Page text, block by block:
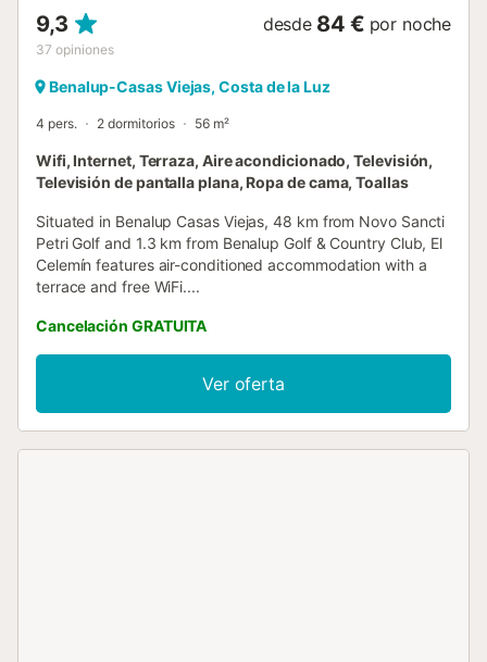
9,3
37 opiniones
desde 84 € por noche
Benalup-Casas Viejas, Costa de la Luz
4 pers. 2 dormitorios 56 m²
Wifi, Internet, Terraza, Aire acondicionado, Televisión,
Televisión de pantalla plana, Ropa de cama, Toallas
Situated in Benalup Casas Viejas, 48 km from Novo Sancti
Petri Golf and 1.3 km from Benalup Golf & Country Club, El
Celemín features air-conditioned accommodation with a
terrace and free WiFi....
Cancelación GRATUITA
Ver oferta